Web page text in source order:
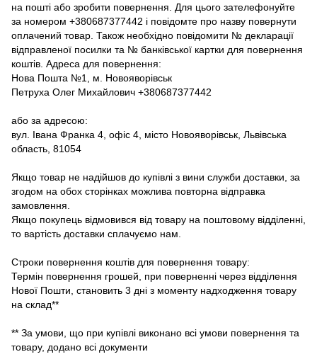
на пошті або зробити повернення. Для цього зателефонуйте
за номером +380687377442 і повідомте про назву повернути
оплачений товар. Також необхідно повідомити № декларації
відправленої посилки та № банківської картки для повернення
коштів. Адреса для повернення:
Нова Пошта №1, м. Новояворівськ
Петруха Олег Михайлович +380687377442
або за адресою:
вул. Івана Франка 4, офіс 4, місто Новояворівськ, Львівська
область, 81054
Якщо товар не надійшов до купівлі з вини служби доставки, за
згодом на обох сторінках можлива повторна відправка
замовлення.
Якщо покупець відмовився від товару на поштовому відділенні,
то вартість доставки сплачуємо нам.
Строки повернення коштів для повернення товару:
Термін повернення грошей, при поверненні через відділення
Нової Пошти, становить 3 дні з моменту надходження товару
на склад**
** За умови, що при купівлі виконано всі умови повернення та
товару, додано всі документи